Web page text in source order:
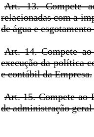
Art. 13. Compete
relacionadas com a
de água e
Art. 14. Compete
execução da política
e contábil da Empresa.
Art. 15. Compete ao
de administração geral